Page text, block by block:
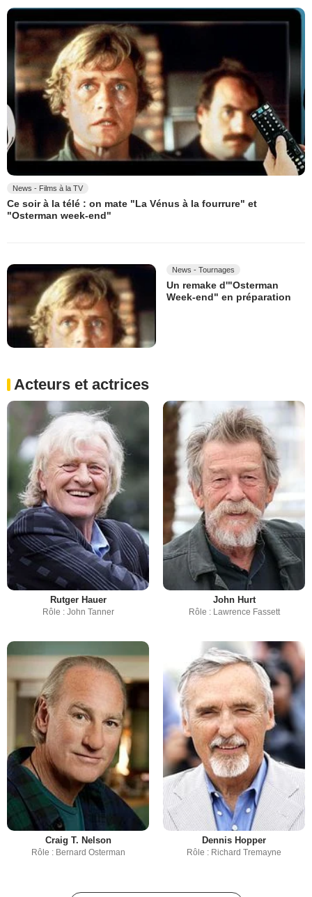
News - Films à la TV
Ce soir à la télé : on mate "La Vénus à la fourrure" et
"Osterman week-end"
News - Tournages
Un remake d'"Osterman
Week-end" en préparation
Acteurs et actrices
Rutger Hauer
Rôle : John Tanner
John Hurt
Rôle : Lawrence Fassett
Craig T. Nelson
Rôle : Bernard Osterman
Dennis Hopper
Rôle : Richard Tremayne